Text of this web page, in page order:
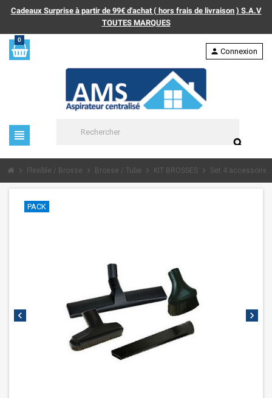
Cadeaux Surprise à partir de 99€ d'achat ( hors frais de livraison ) S.A.V
TOUTES MARQUES
0
view_headline
search
person Connexion
chevron_right Flexible / Brosse chevron_right Brosse / Tube chevron_right KIT BROSSES chevron_right Set 4
chevron_left chevron_right
PACK